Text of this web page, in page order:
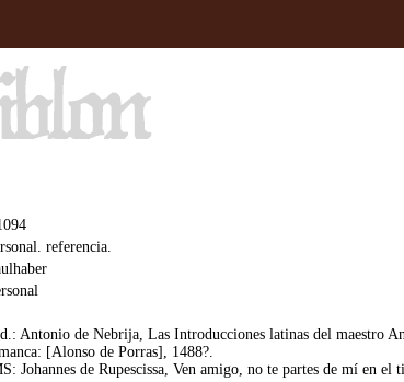
referencia.
Antonio de Nebrija, Las Introducciones latinas del maestro
[Alonso de Porras], 1488?.
Johannes de Rupescissa, Ven amigo, no te partes de mí en